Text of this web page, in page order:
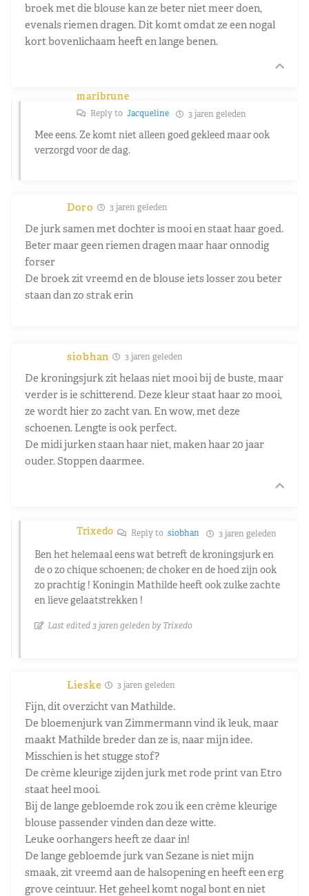
broek met die blouse kan ze beter niet meer doen,
evenals riemen dragen. Dit komt omdat ze een nogal
kort bovenlichaam heeft en lange benen.
maribrune
Reply to Jacqueline 3 jaren geleden
Mee eens. Ze komt niet alleen goed gekleed maar ook
verzorgd voor de dag.
Doro 3 jaren geleden
De jurk samen met dochter is mooi en staat haar goed.
Beter maar geen riemen dragen maar haar onnodig
forser
De broek zit vreemd en de blouse iets losser zou beter
staan dan zo strak erin
siobhan 3 jaren geleden
De kroningsjurk zit helaas niet mooi bij de buste, maar
verder is ie schitterend. Deze kleur staat haar zo mooi,
ze wordt hier zo zacht van. En wow, met deze
schoenen. Lengte is ook perfect.
De midi jurken staan haar niet, maken haar 20 jaar
ouder. Stoppen daarmee.
Trixedo Reply to siobhan 3 jaren geleden
Ben het helemaal eens wat betreft de kroningsjurk en
de o zo chique schoenen; de choker en de hoed zijn ook
zo prachtig ! Koningin Mathilde heeft ook zulke zachte
en lieve gelaatstrekken !
Last edited 3 jaren geleden by Trixedo
Lieske 3 jaren geleden
Fijn, dit overzicht van Mathilde.
De bloemenjurk van Zimmermann vind ik leuk, maar
maakt Mathilde breder dan ze is, naar mijn idee.
Misschien is het stugge stof?
De crème kleurige zijden jurk met rode print van Etro
staat heel mooi.
Bij de lange gebloemde rok zou ik een crème kleurige
blouse passender vinden dan deze witte.
Leuke oorhangers heeft ze daar in!
De lange gebloemde jurk van Sezane is niet mijn
smaak, zit vreemd aan de halsopening en heeft een erg
grove ceintuur. Het geheel komt nogal bont en niet